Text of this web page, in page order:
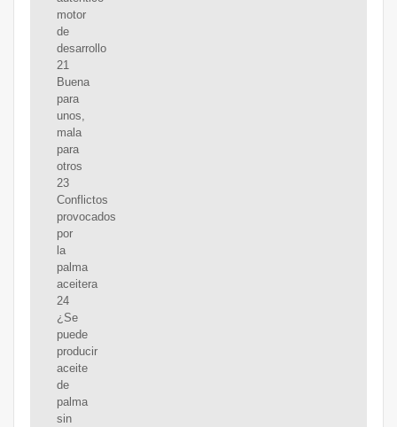
motor
de
desarrollo
21
Buena
para
unos,
mala
para
otros
23
Conflictos
provocados
por
la
palma
aceitera
24
¿Se
puede
producir
aceite
de
palma
sin